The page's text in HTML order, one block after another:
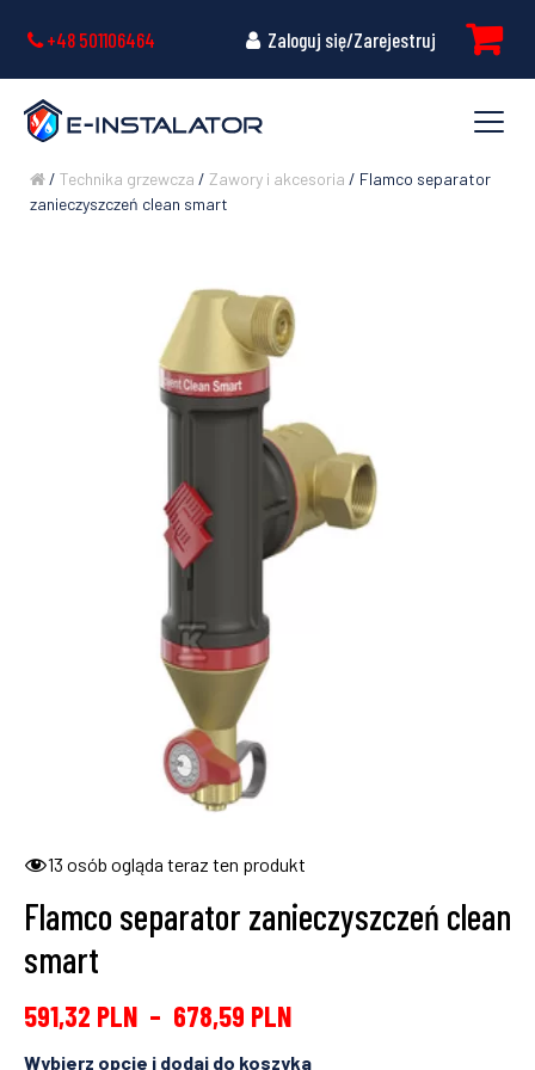
+48 501106464 Zaloguj się/Zarejestruj
/ Technika grzewcza / Zawory i akcesoria / Flamco separator
zanieczyszczeń clean smart
13 osób ogląda teraz ten produkt
Flamco separator zanieczyszczeń clean
smart
591,32 PLN – 678,59 PLN